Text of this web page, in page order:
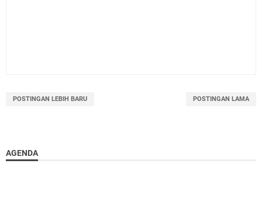
POSTINGAN LEBIH BARU POSTINGAN LAMA
AGENDA